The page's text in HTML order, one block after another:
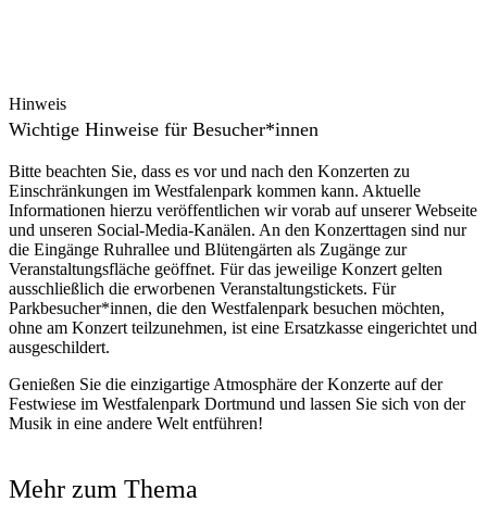
Hinweis
Wichtige Hinweise für Besucher*innen
Bitte beachten Sie, dass es vor und nach den Konzerten zu
Einschränkungen im Westfalenpark kommen kann. Aktuelle
Informationen hierzu veröffentlichen wir vorab auf unserer Webseite
und unseren Social-Media-Kanälen. An den Konzerttagen sind nur
die Eingänge Ruhrallee und Blütengärten als Zugänge zur
Veranstaltungsfläche geöffnet. Für das jeweilige Konzert gelten
ausschließlich die erworbenen Veranstaltungstickets. Für
Parkbesucher*innen, die den Westfalenpark besuchen möchten,
ohne am Konzert teilzunehmen, ist eine Ersatzkasse eingerichtet und
ausgeschildert.
Genießen Sie die einzigartige Atmosphäre der Konzerte auf der
Festwiese im Westfalenpark Dortmund und lassen Sie sich von der
Musik in eine andere Welt entführen!
Mehr zum Thema